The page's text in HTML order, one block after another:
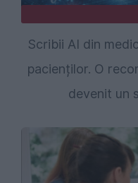
Scribii AI din
pacienților. O
devenit un